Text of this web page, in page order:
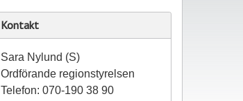
Kontakt
Sara Nylund (S)
Ordförande regionstyrelsen
Telefon: 070-190 38 90